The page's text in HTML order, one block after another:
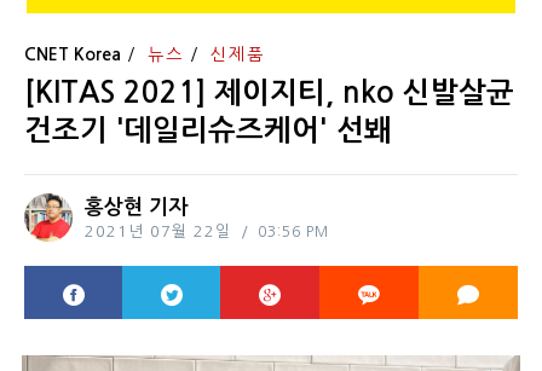
CNET Korea 뉴스 신제품
[KITAS 2021] 제이지티, nko 신발살균
건조기 '데일리슈즈케어' 선봬
홍상현 기자
2021년 07월 22일 03:56 PM